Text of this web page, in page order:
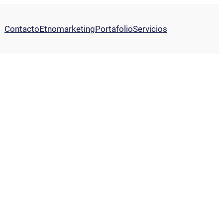
ContactoEtnomarketingPortafolioServicios